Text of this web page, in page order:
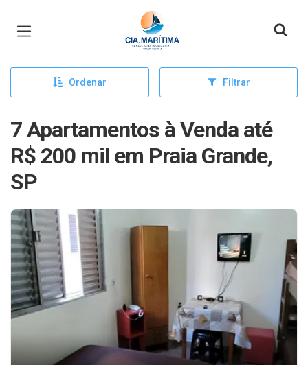
Página inicial
Ordenar Filtrar
7 Apartamentos à Venda até
R$ 200 mil em Praia Grande,
SP